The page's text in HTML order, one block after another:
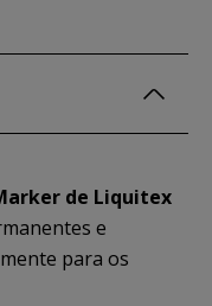
de Liquitex
e
para os